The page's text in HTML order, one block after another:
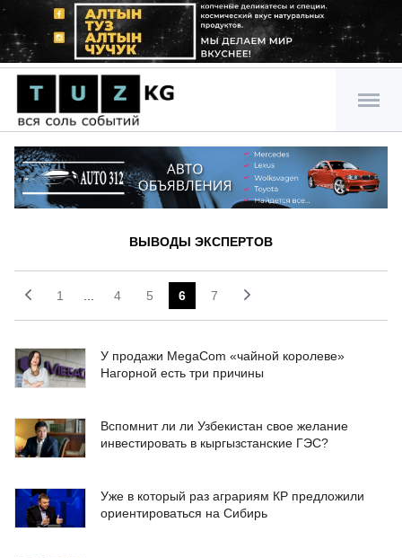
ВЫВОДЫ ЭКСПЕРТОВ
1 4 5 6 7
У продажи MegaCom «чайной королеве»
Нагорной есть три причины
Вспомнит ли ли Узбекистан свое желание
инвестировать в кыргызстанские ГЭС?
Уже в который раз аграриям КР предложили
ориентироваться на Сибирь